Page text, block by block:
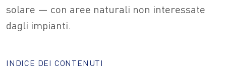
solare — con aree naturali non interessate
dagli impianti.
INDICE DEI CONTENUTI